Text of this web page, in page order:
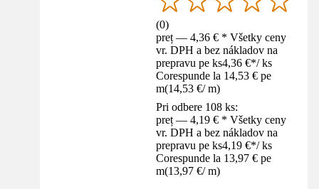
(0)
preț — 4,36 € * Všetky ceny
vr. DPH a bez nákladov na
prepravu pe ks4,36 €*/ ks
Corespunde la 14,53 € pe
m(14,53 €/ m)
Pri odbere 108 ks:
preț — 4,19 € * Všetky ceny
vr. DPH a bez nákladov na
prepravu pe ks4,19 €*/ ks
Corespunde la 13,97 € pe
m(13,97 €/ m)